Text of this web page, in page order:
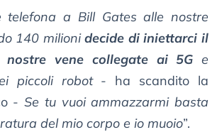
telefona a Bill Gates alle nostre
140 milionidecide di iniettarci il
nostre vene collegate ai 5G e
piccoli robot- ha scandito la
- Se tu vuoi ammazzarmi basta
del mio corpo e io muoio”.